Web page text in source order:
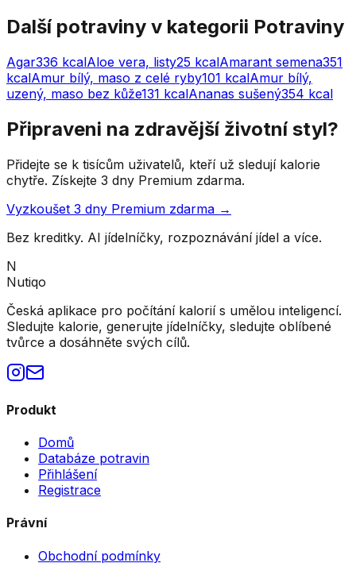
Další potraviny v kategorii Potraviny
Agar336 kcalAloe vera, listy25 kcalAmarant semena351
kcalAmur bílý, maso z celé ryby101 kcalAmur bílý,
uzený, maso bez kůže131 kcalAnanas sušený354 kcal
Připraveni na zdravější životní styl?
Přidejte se k tisícům uživatelů, kteří už sledují kalorie
chytře. Získejte 3 dny Premium zdarma.
Vyzkoušet 3 dny Premium zdarma →
Bez kreditky. AI jídelníčky, rozpoznávání jídel a více.
N
Nutiqo
Česká aplikace pro počítání kalorií s umělou inteligencí.
Sledujte kalorie, generujte jídelníčky, sledujte oblíbené
tvůrce a dosáhněte svých cílů.
Produkt
Domů
Databáze potravin
Přihlášení
Registrace
Právní
Obchodní podmínky